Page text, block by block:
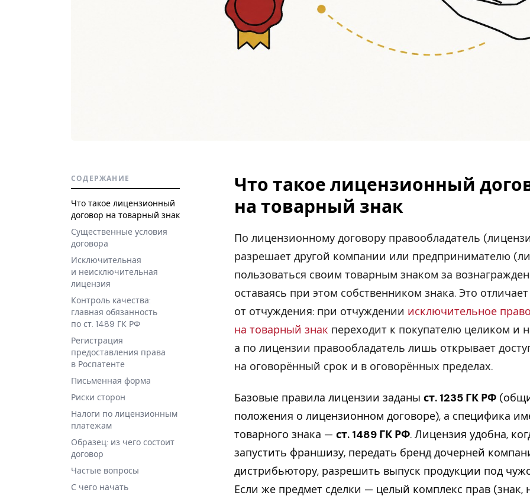
СОДЕРЖАНИЕ
Что такое лицензионный
договор на товарный знак
Существенные условия
договора
Исключительная
и неисключительная
лицензия
Контроль качества:
главная обязанность
по ст. 1489 ГК РФ
Регистрация
предоставления права
в Роспатенте
Письменная форма
Риски сторон
Налоги по лицензионным
платежам
Образец: из чего состоит
договор
Частые вопросы
С чего начать
Что такое лицензионный
на товарный знак
По лицензионному договору правообладатель
разрешает другой компании или предпринимателю
пользоваться своим товарным знаком за
оставаясь при этом собственником знака. Это
от отчуждения: при отчуждении исключительное
на товарный знак переходит к покупателю целиком и
а по лицензии правообладатель лишь открывает
на оговорённый срок и в оговорённых пределах.
Базовые правила лицензии заданы ст. 1235 ГК РФ
положения о лицензионном договоре), а специфика
товарного знака — ст. 1489 ГК РФ. Лицензия удобна,
запустить франшизу, передать бренд дочерней
дистрибьютору, разрешить выпуск продукции под
Если же предмет сделки — целый комплекс прав (знак,